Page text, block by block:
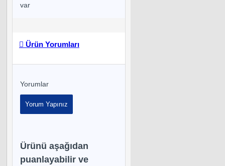
var
Ürün Yorumları
Yorumlar
Yorum Yapınız
Ürünü aşağıdan
puanlayabilir ve